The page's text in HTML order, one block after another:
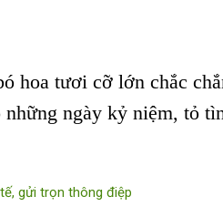
hoa tươi cỡ lớn chắc
ngày kỷ niệm, tỏ